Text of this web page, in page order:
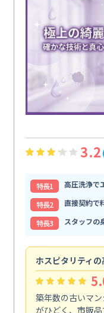
3.2
特⻑1
高圧洗浄で
特⻑2
直接契約で
特⻑3
スタッフの
ホスピタリティ
築年数の古いマ
がひどく、市販品